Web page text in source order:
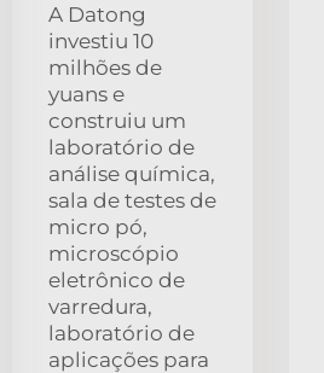
A Datong
investiu 10
milhões de
yuans e
construiu um
laboratório de
análise química,
sala de testes de
micro pó,
microscópio
eletrônico de
varredura,
laboratório de
aplicações para